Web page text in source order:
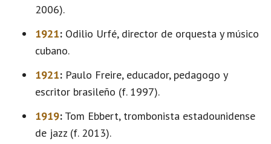
2006).
1921: Odilio Urfé, director de orquesta y músico
cubano.
1921: Paulo Freire, educador, pedagogo y
escritor brasileño (f. 1997).
1919: Tom Ebbert, trombonista estadounidense
de jazz (f. 2013).